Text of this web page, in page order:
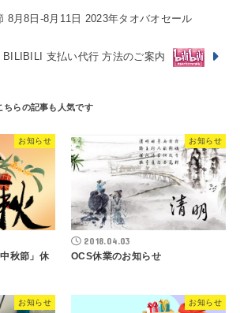
8月8日-8月11日 2023年タオバオセール
BILIBILI 支払い代行 方法のご案内
お知らせ
秋節」休
お知らせ
2018.04.03
OCS休業のお知らせ
お知らせ お知らせ